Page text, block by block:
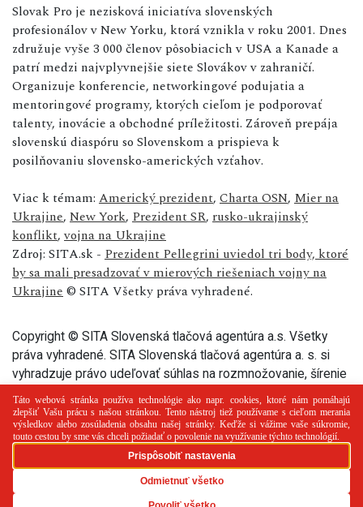
Slovak Pro je nezisková iniciatíva slovenských
profesionálov v New Yorku, ktorá vznikla v roku 2001. Dnes
združuje vyše 3 000 členov pôsobiacich v USA a Kanade a
patrí medzi najvplyvnejšie siete Slovákov v zahraničí.
Organizuje konferencie, networkingové podujatia a
mentoringové programy, ktorých cieľom je podporovať
talenty, inovácie a obchodné príležitosti. Zároveň prepája
slovenskú diaspóru so Slovenskom a prispieva k
posilňovaniu slovensko-amerických vzťahov.
Viac k témam: Americký prezident, Charta OSN, Mier na
Ukrajine, New York, Prezident SR, rusko-ukrajinský
konflikt,vojna na Ukrajine
Zdroj: SITA.sk - Prezident Pellegrini uviedol tri body, ktoré
by sa mali presadzovať v mierových riešeniach vojny na
Ukrajine © SITA Všetky práva vyhradené.
Copyright © SITA Slovenská tlačová agentúra a.s. Všetky
práva vyhradené. SITA Slovenská tlačová agentúra a. s. si
vyhradzuje právo udeľovať súhlas na rozmnožovanie, šírenie
PR článok